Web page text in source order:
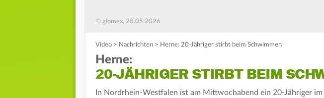
© glomex, 28.05.2026
Video > Nachrichten > Herne: 20-Jähriger stirbt beim Schwimmen
Herne:
20-JÄHRIGER STIRBT BEIM
In Nordrhein-Westfalen ist am Mittwochabend ein 20-Jähriger im